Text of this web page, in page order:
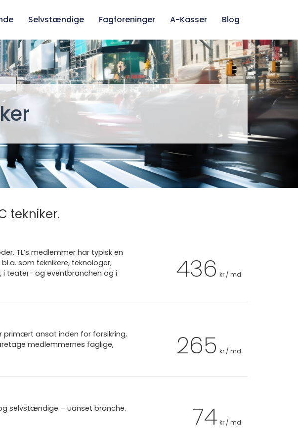
Selvstændige Fagforeninger A-Kasser Blog
tekniker.
TL’s medlemmer har typisk en
som teknikere, teknologer,
i teater- og eventbranchen og i
436 kr / md.
primært ansat inden for forsikring,
medlemmernes faglige,
265 kr / md.
selvstændige – uanset branche.
74 kr / md.